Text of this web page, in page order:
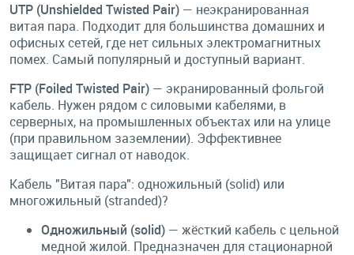
UTP (Unshielded Twisted Pair) — неэкранированная
витая пара. Подходит для большинства домашних и
офисных сетей, где нет сильных электромагнитных
помех. Самый популярный и доступный вариант.
FTP (Foiled Twisted Pair) — экранированный фольгой
кабель. Нужен рядом с силовыми кабелями, в
серверных, на промышленных объектах или на улице
(при правильном заземлении). Эффективнее
защищает сигнал от наводок.
Кабель "Витая пара": одножильный (solid) или
многожильный (stranded)?
Одножильный (solid) — жёсткий кабель с цельной
медной жилой. Предназначен для стационарной